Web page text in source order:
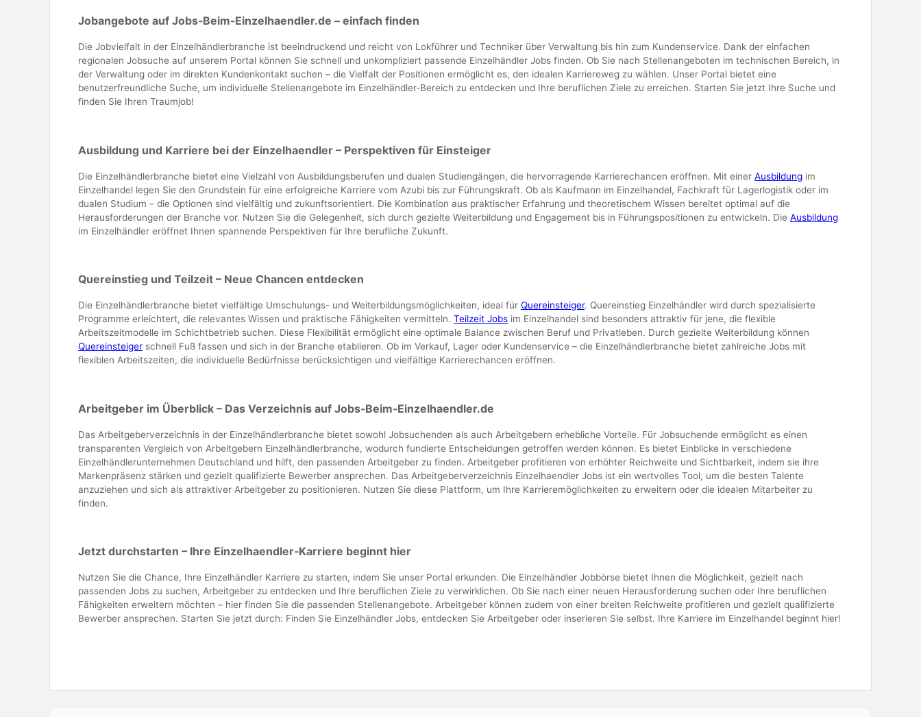
Jobangebote auf Jobs-Beim-Einzelhaendler.de – einfach finden
Die Jobvielfalt in der Einzelhändlerbranche ist beeindruckend und reicht von Lokführer und Techniker über Verwaltung bis hin zum Kundenservice. Dank der einfachen
regionalen Jobsuche auf unserem Portal können Sie schnell und unkompliziert passende Einzelhändler Jobs finden. Ob Sie nach Stellenangeboten im technischen Bereich, in
der Verwaltung oder im direkten Kundenkontakt suchen – die Vielfalt der Positionen ermöglicht es, den idealen Karriereweg zu wählen. Unser Portal bietet eine
benutzerfreundliche Suche, um individuelle Stellenangebote im Einzelhändler-Bereich zu entdecken und Ihre beruflichen Ziele zu erreichen. Starten Sie jetzt Ihre Suche und
finden Sie Ihren Traumjob!
Ausbildung und Karriere bei der Einzelhaendler – Perspektiven für Einsteiger
Die Einzelhändlerbranche bietet eine Vielzahl von Ausbildungsberufen und dualen Studiengängen, die hervorragende Karrierechancen eröffnen. Mit einer Ausbildung im
Einzelhandel legen Sie den Grundstein für eine erfolgreiche Karriere vom Azubi bis zur Führungskraft. Ob als Kaufmann im Einzelhandel, Fachkraft für Lagerlogistik oder im
dualen Studium – die Optionen sind vielfältig und zukunftsorientiert. Die Kombination aus praktischer Erfahrung und theoretischem Wissen bereitet optimal auf die
Herausforderungen der Branche vor. Nutzen Sie die Gelegenheit, sich durch gezielte Weiterbildung und Engagement bis in Führungspositionen zu entwickeln. Die Ausbildung
im Einzelhändler eröffnet Ihnen spannende Perspektiven für Ihre berufliche Zukunft.
Quereinstieg und Teilzeit – Neue Chancen entdecken
Die Einzelhändlerbranche bietet vielfältige Umschulungs- und Weiterbildungsmöglichkeiten, ideal für Quereinsteiger. Quereinstieg Einzelhändler wird durch spezialisierte
Programme erleichtert, die relevantes Wissen und praktische Fähigkeiten vermitteln. Teilzeit Jobs im Einzelhandel sind besonders attraktiv für jene, die flexible
Arbeitszeitmodelle im Schichtbetrieb suchen. Diese Flexibilität ermöglicht eine optimale Balance zwischen Beruf und Privatleben. Durch gezielte Weiterbildung können
Quereinsteiger schnell Fuß fassen und sich in der Branche etablieren. Ob im Verkauf, Lager oder Kundenservice – die Einzelhändlerbranche bietet zahlreiche Jobs mit
flexiblen Arbeitszeiten, die individuelle Bedürfnisse berücksichtigen und vielfältige Karrierechancen eröffnen.
Arbeitgeber im Überblick – Das Verzeichnis auf Jobs-Beim-Einzelhaendler.de
Das Arbeitgeberverzeichnis in der Einzelhändlerbranche bietet sowohl Jobsuchenden als auch Arbeitgebern erhebliche Vorteile. Für Jobsuchende ermöglicht es einen
transparenten Vergleich von Arbeitgebern Einzelhändlerbranche, wodurch fundierte Entscheidungen getroffen werden können. Es bietet Einblicke in verschiedene
Einzelhändlerunternehmen Deutschland und hilft, den passenden Arbeitgeber zu finden. Arbeitgeber profitieren von erhöhter Reichweite und Sichtbarkeit, indem sie ihre
Markenpräsenz stärken und gezielt qualifizierte Bewerber ansprechen. Das Arbeitgeberverzeichnis Einzelhaendler Jobs ist ein wertvolles Tool, um die besten Talente
anzuziehen und sich als attraktiver Arbeitgeber zu positionieren. Nutzen Sie diese Plattform, um Ihre Karrieremöglichkeiten zu erweitern oder die idealen Mitarbeiter zu
finden.
Jetzt durchstarten – Ihre Einzelhaendler-Karriere beginnt hier
Nutzen Sie die Chance, Ihre Einzelhändler Karriere zu starten, indem Sie unser Portal erkunden. Die Einzelhändler Jobbörse bietet Ihnen die Möglichkeit, gezielt nach
passenden Jobs zu suchen, Arbeitgeber zu entdecken und Ihre beruflichen Ziele zu verwirklichen. Ob Sie nach einer neuen Herausforderung suchen oder Ihre beruflichen
Fähigkeiten erweitern möchten – hier finden Sie die passenden Stellenangebote. Arbeitgeber können zudem von einer breiten Reichweite profitieren und gezielt qualifizierte
Bewerber ansprechen. Starten Sie jetzt durch: Finden Sie Einzelhändler Jobs, entdecken Sie Arbeitgeber oder inserieren Sie selbst. Ihre Karriere im Einzelhandel beginnt hier!